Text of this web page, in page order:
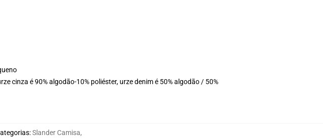
cinza é 90% algodão-10% poliéster, urze denim é 50% algodão / 50%
:Slander Camisa,